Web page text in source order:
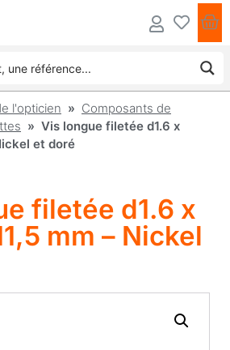
l'opticien » Composants de
» Vis longue filetée d1.6 x
et doré
filetée d1.6 x
mm – Nickel